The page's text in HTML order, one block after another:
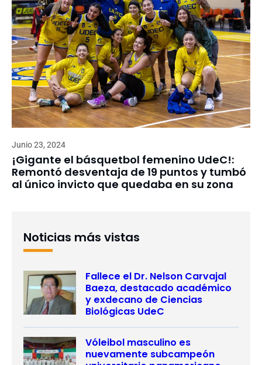
Junio 23, 2024
¡Gigante el básquetbol femenino UdeC!:
Remontó desventaja de 19 puntos y tumbó
al único invicto que quedaba en su zona
Noticias más vistas
Fallece el Dr. Nelson Carvajal
Baeza, destacado académico
y exdecano de Ciencias
Biológicas UdeC
Vóleibol masculino es
nuevamente subcampeón